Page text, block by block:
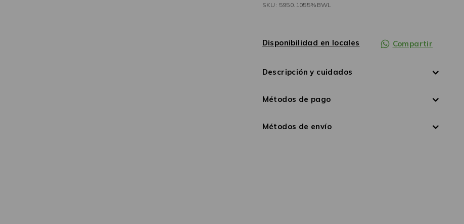
SKU: 5950.1055%BWL
Disponibilidad en locales Compartir
Descripción y cuidados
Métodos de pago
Métodos de envío